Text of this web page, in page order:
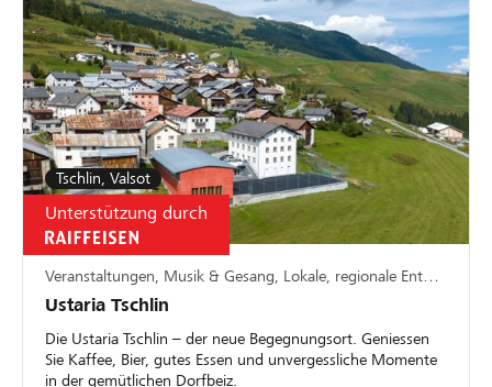
Tschlin, Valsot
Unterstützung durch
Veranstaltungen, Musik & Gesang, Lokale, regionale Entwicklung
Ustaria Tschlin
Die Ustaria Tschlin – der neue Begegnungsort. Geniessen
Sie Kaffee, Bier, gutes Essen und unvergessliche Momente
in der gemütlichen Dorfbeiz.